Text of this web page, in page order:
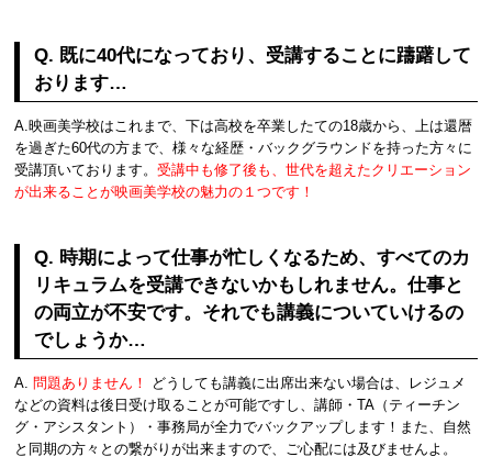
Q. 既に40代になっており、受講することに躊躇して
おります…
A.映画美学校はこれまで、下は高校を卒業したての18歳から、上は還暦
を過ぎた60代の方まで、様々な経歴・バックグラウンドを持った方々に
受講頂いております。受講中も修了後も、世代を超えたクリエーション
が出来ることが映画美学校の魅力の１つです！
Q. 時期によって仕事が忙しくなるため、すべてのカ
リキュラムを受講できないかもしれません。仕事と
の両立が不安です。それでも講義についていけるの
でしょうか…
A. 問題ありません！
どうしても講義に出席出来ない場合は、レジュメ
などの資料は後日受け取ることが可能ですし、講師・TA（ティーチン
グ・アシスタント）・事務局が全力でバックアップします！また、自然
と同期の方々との繋がりが出来ますので、ご心配には及びませんよ。